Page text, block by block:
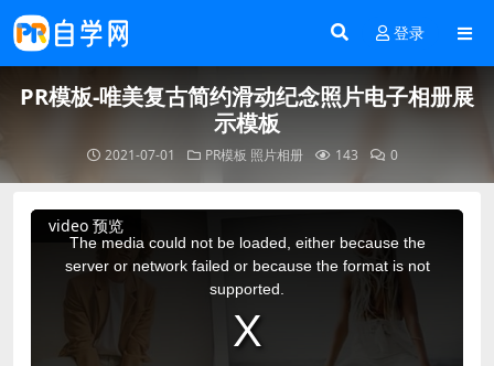
登录
PR模板-唯美复古简约滑动纪念照片电子相册展
示模板
2021-07-01 PR模板 照片相册 143 0
video 预览
This
The media could not be loaded, either because the
server or network failed or because the format is not
supported.